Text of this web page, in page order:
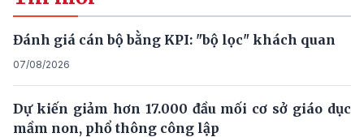
Đánh giá cán bộ bằng KPI: "bộ lọc" khách quan
07/08/2026
Dự kiến giảm hơn 17.000 đầu mối cơ sở giáo dục
mầm non, phổ thông công lập